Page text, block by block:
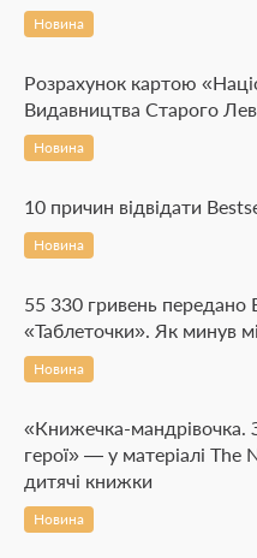
Новина
Розрахунок картою
Видавництва Старого
Новина
10 причин відвідати
Новина
55 330 гривень
«Таблеточки». Як минув
Новина
«Книжечка-мандрівочка.
герої» — у матеріалі The
дитячі книжки
Новина